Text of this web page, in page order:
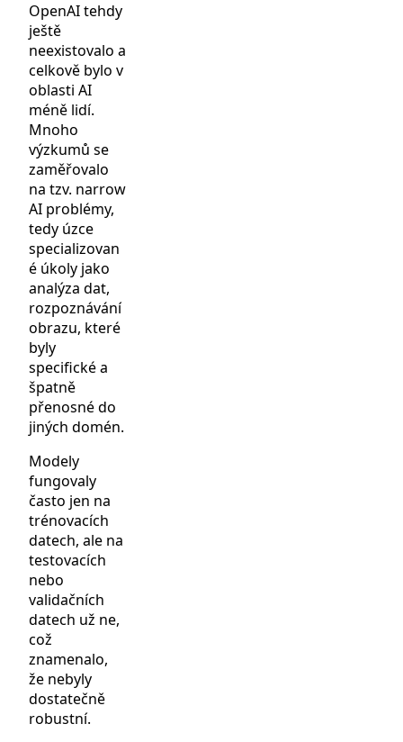
OpenAI tehdy
ještě
neexistovalo a
celkově bylo v
oblasti AI
méně lidí.
Mnoho
výzkumů se
zaměřovalo
na tzv. narrow
AI problémy,
tedy úzce
specializovan
é úkoly jako
analýza dat,
rozpoznávání
obrazu, které
byly
specifické a
špatně
přenosné do
jiných domén.
Modely
fungovaly
často jen na
trénovacích
datech, ale na
testovacích
nebo
validačních
datech už ne,
což
znamenalo,
že nebyly
dostatečně
robustní.